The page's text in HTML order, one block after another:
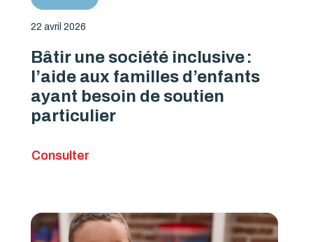
22 avril 2026
Bâtir une société inclusive :
l’aide aux familles d’enfants
ayant besoin de soutien
particulier
Consulter